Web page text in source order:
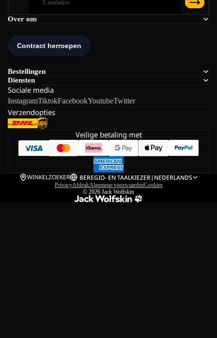
Over ons
Bestellingen
Diensten
Sociale media
InstagramTiktokFacebookYoutubeTwitter
Verzendopties
Veilige betaling met
WINKELZOEKER BEREGIO- EN TAALKIEZER| NEDERLANDS
PrivacyAfdrukAlgemene voorwaardenCookies
© 2026 Jack Wolfskin